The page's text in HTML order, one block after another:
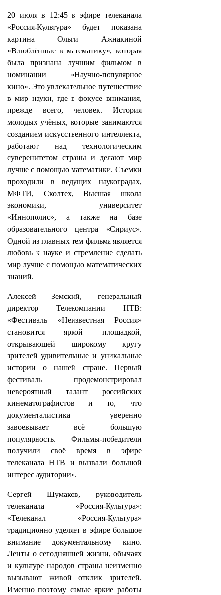
20 июля в 12:45 в эфире телеканала
«Россия-Культура» будет показана
картина Ольги Ажнакиной
«Влюблённые в математику», которая
была признана лучшим фильмом в
номинации «Научно-популярное
кино». Это увлекательное путешествие
в мир науки, где в фокусе внимания,
прежде всего, человек. История
молодых учёных, которые занимаются
созданием искусственного интеллекта,
работают над технологическим
суверенитетом страны и делают мир
лучше с помощью математики. Съемки
проходили в ведущих наукоградах,
МФТИ, Сколтех, Высшая школа
экономики, университет
«Иннополис», а также на базе
образовательного центра «Сириус».
Одной из главных тем фильма является
любовь к науке и стремление сделать
мир лучше с помощью математических
знаний.
Алексей Земский, генеральный
директор Телекомпании НТВ:
«Фестиваль «Неизвестная Россия»
становится яркой площадкой,
открывающей широкому кругу
зрителей удивительные и уникальные
истории о нашей стране. Первый
фестиваль продемонстрировал
невероятный талант российских
кинематографистов и то, что
документалистика уверенно
завоевывает всё большую
популярность. Фильмы-победители
получили своё время в эфире
телеканала НТВ и вызвали большой
интерес аудитории».
Сергей Шумаков, руководитель
телеканала «Россия-Культура»:
«Телеканал «Россия-Культура»
традиционно уделяет в эфире большое
внимание документальному кино.
Ленты о сегодняшней жизни, обычаях
и культуре народов страны неизменно
вызывают живой отклик зрителей.
Именно поэтому самые яркие работы